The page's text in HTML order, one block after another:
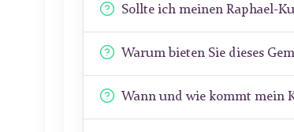
Sollte ich meinen Raphael-
Warum bieten Sie dieses
Wann und wie kommt mein